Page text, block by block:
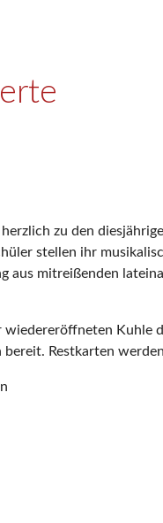
zu den
stellen ihr
aus mitreißenden
Kuhle
bereit. Restkarten